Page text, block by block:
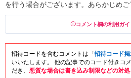
を行う場合がございます。あらかじめご
コメント欄の利用ガイ
以下の書き込みを禁止とし、場合によっ
み制限を行う可能性がございます。 あ
招待コードを含むコメントは「 招待コード
いいたします。 他の記事でのコード付きコ
だき、 悪質な場合は書き込み制限などの対処